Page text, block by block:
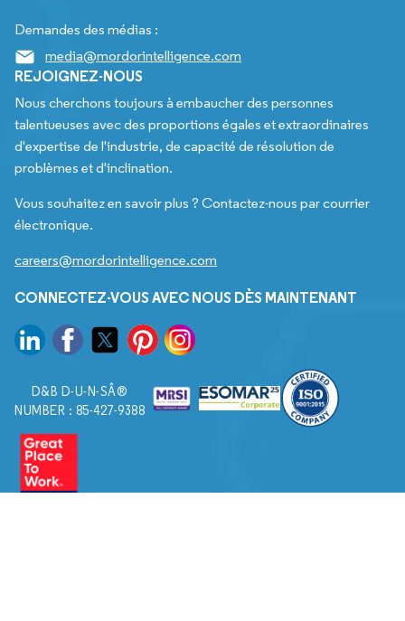
Demandes des médias :
media@mordorintelligence.com
REJOIGNEZ-NOUS
Nous cherchons toujours à embaucher des personnes
talentueuses avec des proportions égales et extraordinaires
d'expertise de l'industrie, de capacité de résolution de
problèmes et d'inclination.
Vous souhaitez en savoir plus ? Contactez-nous par courrier
électronique.
careers@mordorintelligence.com
CONNECTEZ-VOUS AVEC NOUS DÈS MAINTENANT
D&B D-U-N-SÂ®
NUMBER : 85-427-9388